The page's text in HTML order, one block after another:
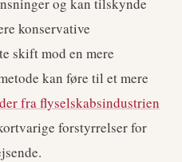
konservative
skift mod en mere
kan føre til et mere
fra flyselskabsindustrien
forstyrrelser for